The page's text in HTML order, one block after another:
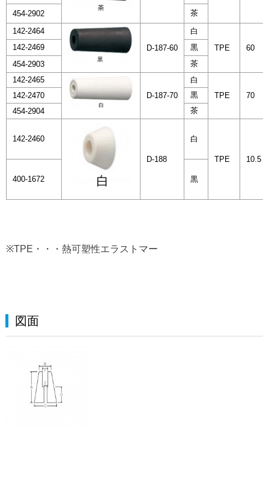
454-2902
茶
142-2464
D-187-60
白
TPE
60
142-2469
黒
454-2903
茶
142-2465
D-187-70
白
TPE
70
142-2470
黒
454-2904
茶
142-2460
D-188
白
TPE 10.5
400-1672 黒
※TPE・・・熱可塑性エラストマー
図面